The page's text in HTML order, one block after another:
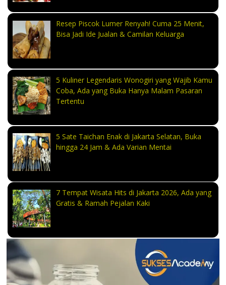
Resep Piscok Lumer Renyah! Cuma 25 Menit,
Bisa Jadi Ide Jualan & Camilan Keluarga
5 Kuliner Legendaris Wonogiri yang Wajib Kamu
Coba, Ada yang Buka Hanya Malam Pasaran
Tertentu
5 Sate Taichan Enak di Jakarta Selatan, Buka
hingga 24 Jam & Ada Varian Mentai
7 Tempat Wisata Hits di Jakarta 2026, Ada yang
Gratis & Ramah Pejalan Kaki